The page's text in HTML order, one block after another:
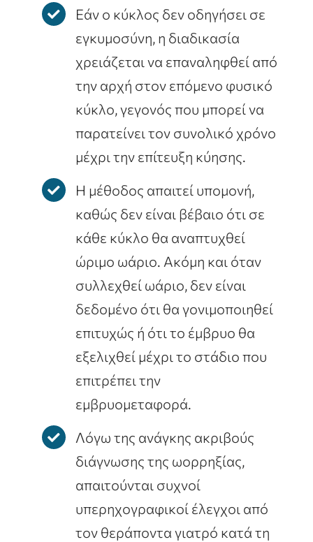
Εάν ο κύκλος δεν οδηγήσει σε
εγκυμοσύνη, η διαδικασία
χρειάζεται να επαναληφθεί από
την αρχή στον επόμενο φυσικό
κύκλο, γεγονός που μπορεί να
παρατείνει τον συνολικό χρόνο
μέχρι την επίτευξη κύησης.
Η μέθοδος απαιτεί υπομονή,
καθώς δεν είναι βέβαιο ότι σε
κάθε κύκλο θα αναπτυχθεί
ώριμο ωάριο. Ακόμη και όταν
συλλεχθεί ωάριο, δεν είναι
δεδομένο ότι θα γονιμοποιηθεί
επιτυχώς ή ότι το έμβρυο θα
εξελιχθεί μέχρι το στάδιο που
επιτρέπει την
εμβρυομεταφορά.
Λόγω της ανάγκης ακριβούς
διάγνωσης της ωορρηξίας,
απαιτούνται συχνοί
υπερηχογραφικοί έλεγχοι από
τον θεράποντα γιατρό κατά τη